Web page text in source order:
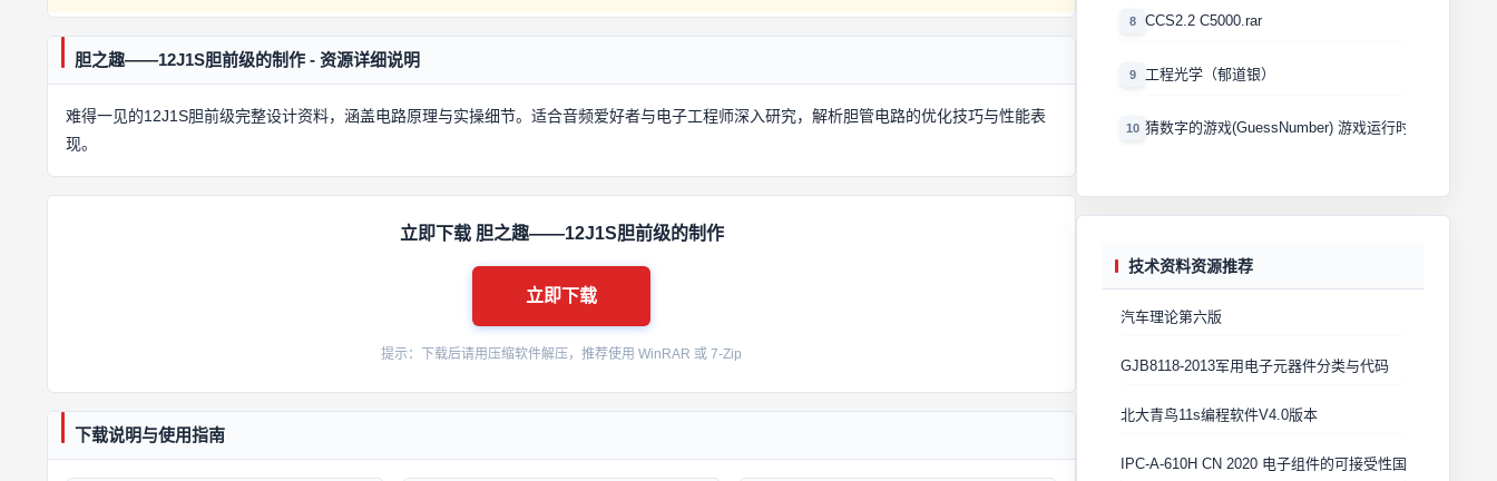
胆之趣——12J1S胆前级的制作 - 资源详细说明
难得一见的12J1S胆前级完整设计资料，涵盖电路原理与实操细节。适合音频爱好者与电子工程师深入研究，解析胆管电路的优化技巧与性能表
现。
立即下载 胆之趣——12J1S胆前级的制作
立即下载
提示：下载后请用压缩软件解压，推荐使用 WinRAR 或 7-Zip
下载说明与使用指南
8 CCS2.2 C5000.rar
9 工程光学（郁道银）
10 猜数字的游戏(GuessNumber) 游戏运行时产生一个0－
技术资料资源推荐
汽车理论第六版
GJB8118-2013军用电子元器件分类与代码
北大青鸟11s编程软件V4.0版本
IPC-A-610H CN 2020 电子组件的可接受性国际验收标准